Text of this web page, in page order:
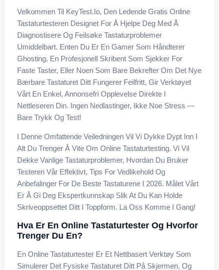
Velkommen Til KeyTest.io, Den Ledende Gratis Online
Tastaturtesteren Designet For Å Hjelpe Deg Med Å
Diagnostisere Og Feilsøke Tastaturproblemer
Umiddelbart. Enten Du Er En Gamer Som Håndterer
Ghosting, En Profesjonell Skribent Som Sjekker For
Faste Taster, Eller Noen Som Bare Bekrefter Om Det Nye
Bærbare Tastaturet Ditt Fungerer Feilfritt, Gir Verktøyet
Vårt En Enkel, Annonsefri Opplevelse Direkte I
Nettleseren Din. Ingen Nedlastinger, Ikke Noe Stress —
Bare Trykk Og Test!
I Denne Omfattende Veiledningen Vil Vi Dykke Dypt Inn I
Alt Du Trenger Å Vite Om Online Tastaturtesting. Vi Vil
Dekke Vanlige Tastaturproblemer, Hvordan Du Bruker
Testeren Vår Effektivt, Tips For Vedlikehold Og
Anbefalinger For De Beste Tastaturene I 2026. Målet Vårt
Er Å Gi Deg Ekspertkunnskap Slik At Du Kan Holde
Skriveoppsettet Ditt I Toppform. La Oss Komme I Gang!
Hva Er En Online Tastaturtester Og Hvorfor
Trenger Du En?
En Online Tastaturtester Er Et Nettbasert Verktøy Som
Simulerer Det Fysiske Tastaturet Ditt På Skjermen, Og